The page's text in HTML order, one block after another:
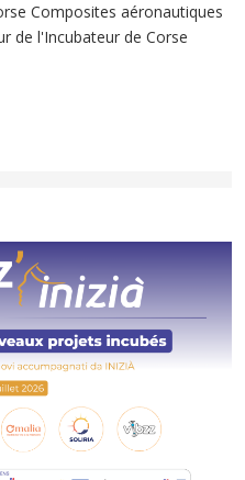
Composites aéronautiques
de l'Incubateur de Corse